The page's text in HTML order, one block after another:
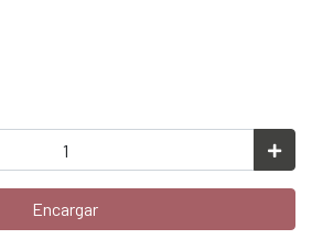
Encargar